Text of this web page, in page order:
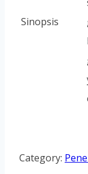
Sinopsis
Category: